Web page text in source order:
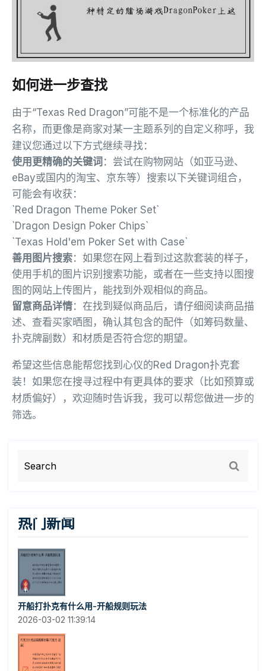
如何进一步查找
由于“Texas Red Dragon”可能不是一个标准化的产品
名称，而更像是商家对某一主题系列的自定义称呼，我
建议您通过以下方式继续寻找：
使用更精确的关键词 ：尝试在购物网站（如亚马逊、
eBay或国内的淘宝、京东等）搜索以下关键词组合，
可能会有收获：
`Red Dragon Theme Poker Set`
`Dragon Design Poker Chips`
`Texas Hold'em Poker Set with Case`
善用图片搜索：如果您在网上看到过这款套装的样子，
使用手机的图片识别搜索功能，或者在一些支持以图搜
图的网站上传图片，能找到外观相似的商品。
留意商品详情：在找到疑似商品后，请仔细阅读商品描
述、查看买家晒图，确认其包含的配件（如筹码数量、
扑克牌副数）和材质是否符合您的期望。
希望这些信息能帮您找到心仪的Red Dragon扑克套
装！如果您在搜寻过程中有更具体的要求（比如预算或
材质偏好），欢迎随时告诉我，我可以帮您做进一步的
筛选。
热门新闻
开船打扑克有什么用-开船规则玩法
2026-03-02 11:39:14